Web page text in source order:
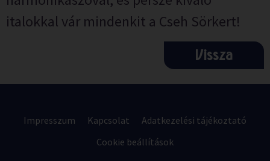
italokkal vár mindenkit a Cseh Sörkert!
Vissza
Impresszum Kapcsolat
Adatkezelési tájékoztató
Cookie beállítások